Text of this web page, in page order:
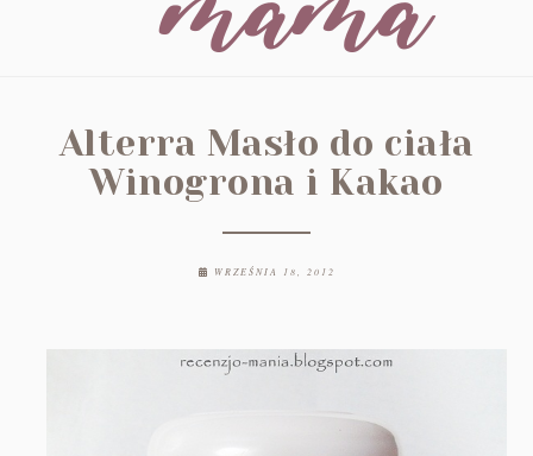
Alterra Masło do ciała
Winogrona i Kakao
WRZEŚNIA 18, 2012